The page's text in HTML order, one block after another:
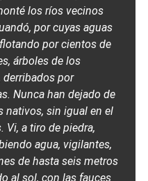
los ríos vecinos
por cuyas aguas
por cientos de
árboles de los
derribados por
Nunca han dejado de
nativos, sin igual en el
Vi, a tiro de piedra,
agua, vigilantes,
de hasta seis metros
al sol, con las fauces